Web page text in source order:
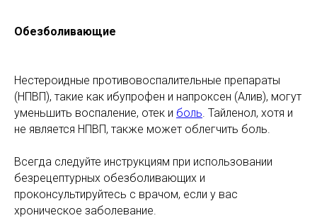
Обезболивающие
Нестероидные противовоспалительные препараты
(НПВП), такие как ибупрофен и напроксен (Алив), могут
уменьшить воспаление, отек и боль. Тайленол, хотя и
не является НПВП, также может облегчить боль.
Всегда следуйте инструкциям при использовании
безрецептурных обезболивающих и
проконсультируйтесь с врачом, если у вас
хроническое заболевание.